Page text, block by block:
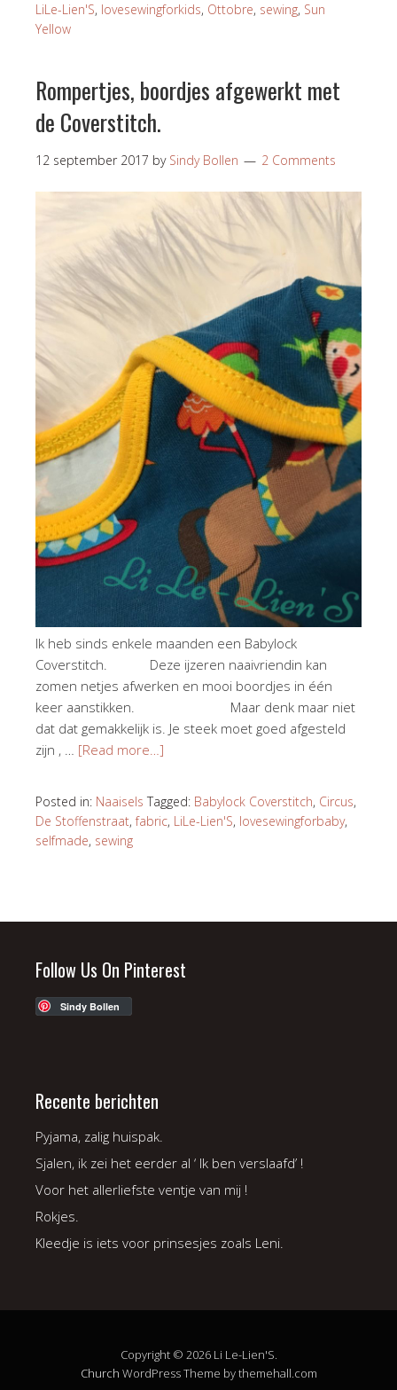
LiLe-Lien'S, lovesewingforkids, Ottobre, sewing, Sun
Yellow
Rompertjes, boordjes afgewerkt met
de Coverstitch.
12 september 2017 by Sindy Bollen 2 Comments
Ik heb sinds enkele maanden een Babylock
Coverstitch. Deze ijzeren naaivriendin kan
zomen netjes afwerken en mooi boordjes in één
keer aanstikken. Maar denk maar niet
dat dat gemakkelijk is. Je steek moet goed afgesteld
zijn , … [Read more…]
Posted in: Naaisels Tagged: Babylock Coverstitch, Circus,
De Stoffenstraat,fabric, LiLe-Lien'S, lovesewingforbaby,
selfmade, sewing
Follow Us On Pinterest
Sindy Bollen
Recente berichten
Pyjama, zalig huispak.
Sjalen, ik zei het eerder al ‘ Ik ben verslaafd’ !
Voor het allerliefste ventje van mij !
Rokjes.
Kleedje is iets voor prinsesjes zoals Leni.
Copyright © 2026 Li Le-Lien'S.
Church WordPress Theme by themehall.com